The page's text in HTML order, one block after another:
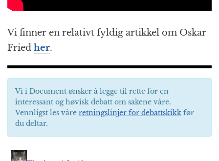
Vi finner en relativt fyldig artikkel om Oskar
Fried her.
Vi i Document ønsker å legge til rette for en
interessant og høvisk debatt om sakene våre.
Vennligst les våre retningslinjer for debattskikk før
du deltar.